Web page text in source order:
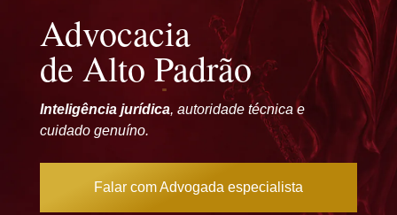
Advocacia
de Alto Padrão
Inteligência jurídica, autoridade técnica e
cuidado genuíno.
Falar com Advogada especialista